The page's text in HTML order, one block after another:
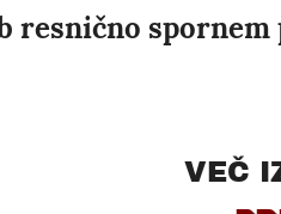
resnično
VEČ